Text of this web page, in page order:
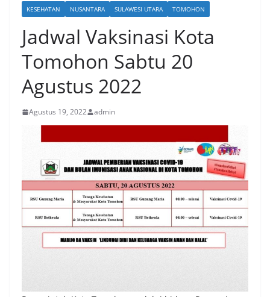
KESEHATAN NUSANTARA SULAWESI UTARA TOMOHON
Jadwal Vaksinasi Kota
Tomohon Sabtu 20
Agustus 2022
Agustus 19, 2022 admin